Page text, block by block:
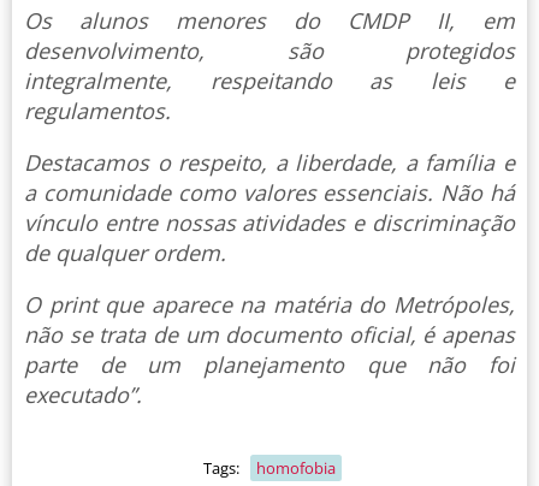
Os alunos menores do CMDP II, em
desenvolvimento, são protegidos
integralmente, respeitando as leis e
regulamentos.
Destacamos o respeito, a liberdade, a família e
a comunidade como valores essenciais. Não há
vínculo entre nossas atividades e discriminação
de qualquer ordem.
O print que aparece na matéria do Metrópoles,
não se trata de um documento oficial, é apenas
parte de um planejamento que não foi
executado”.
Tags: homofobia